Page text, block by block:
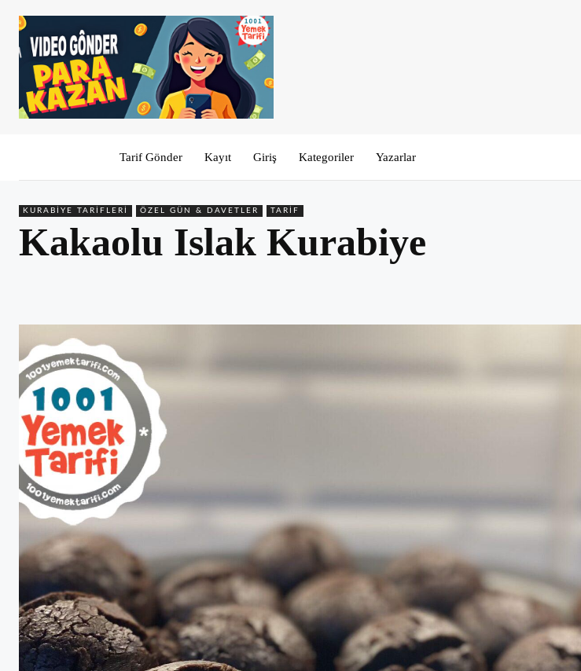
Tarif Gönder Kayıt Giriş Kategoriler Yazarlar
KURABIYE TARIFLERI ÖZEL GÜN & DAVETLER TARIF
Kakaolu Islak Kurabiye